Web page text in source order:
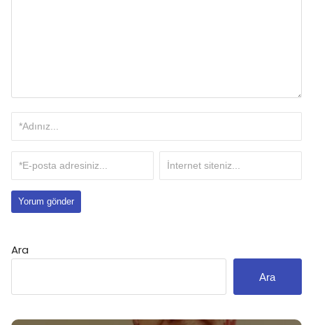
Ara
Ara